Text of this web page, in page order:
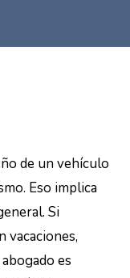
de un vehículo
Eso implica
Si
vacaciones,
es